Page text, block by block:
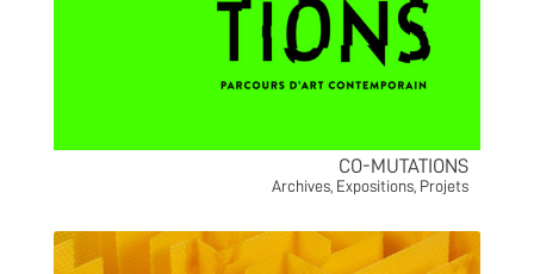
CO-MUTATIONS
Archives, Expositions, Projets